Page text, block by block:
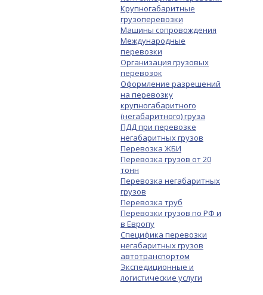
Крупногабаритные
грузоперевозки
Машины сопровождения
Международные
перевозки
Организация грузовых
перевозок
Оформление разрешений
на перевозку
крупногабаритного
(негабаритного) груза
ПДД при перевозке
негабаритных грузов
Перевозка ЖБИ
Перевозка грузов от 20
тонн
Перевозка негабаритных
грузов
Перевозка труб
Перевозки грузов по РФ и
в Европу
Специфика перевозки
негабаритных грузов
автотранспортом
Экспедиционные и
логистические услуги